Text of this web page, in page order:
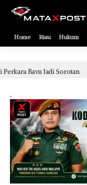
Home Riau Hukum
2 hari lalu Sidang
.